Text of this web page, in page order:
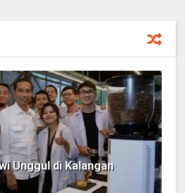
Unggul di Kalangan